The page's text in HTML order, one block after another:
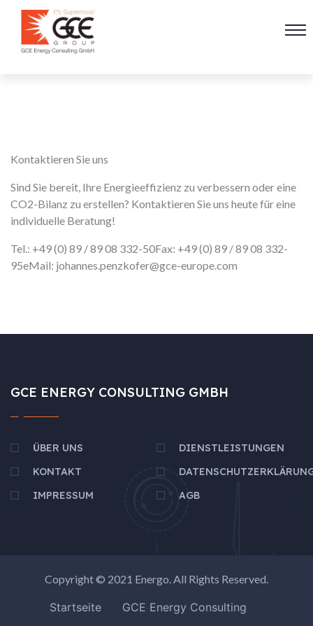
Kontaktieren Sie uns
Sind Sie bereit, Ihre Energieeffizienz zu verbessern oder eine
CO2-Bilanz zu erstellen? Kontaktieren Sie uns heute für eine
individuelle Beratung!
Tel.: +49 (0) 89 / 89 08 332-50Fax: +49 (0) 89 / 89 08 332-
95eMail: johannes.penzkofer@gce-europe.com
GCE ENERGY CONSULTING GMBH
ÜBER UNS
DIENSTLEISTUNGEN
KONTAKT
IMPRESSUM
AGB
Copyright © 2021 Energo. All Rights Reserved.
Startseite GCE Energy Consulting